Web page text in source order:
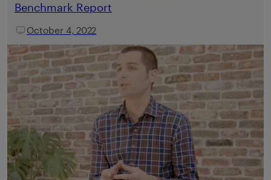
Benchmark Report
October 4, 2022